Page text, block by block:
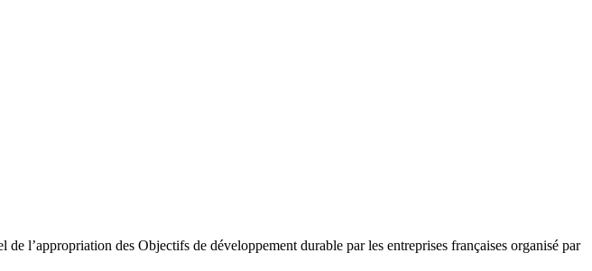
l’appropriation des Objectifs de développement durable par les entreprises françaises organisé par